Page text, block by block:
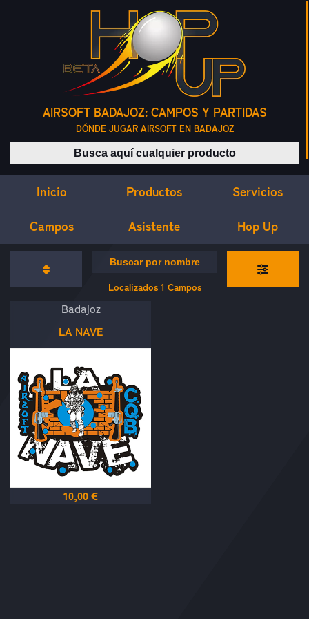
AIRSOFT BADAJOZ: CAMPOS Y PARTIDAS
DÓNDE JUGAR AIRSOFT EN BADAJOZ
Buscar productos
Inicio Productos Servicios
Campos Asistente Hop Up
CAMPOS DE AIRSOFT
Buscar campos por nombre
Localizados 1 Campos
Badajoz
LA NAVE
10,00 €